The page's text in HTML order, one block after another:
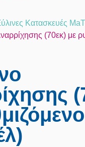
Κατασκευές
(70εκ) με